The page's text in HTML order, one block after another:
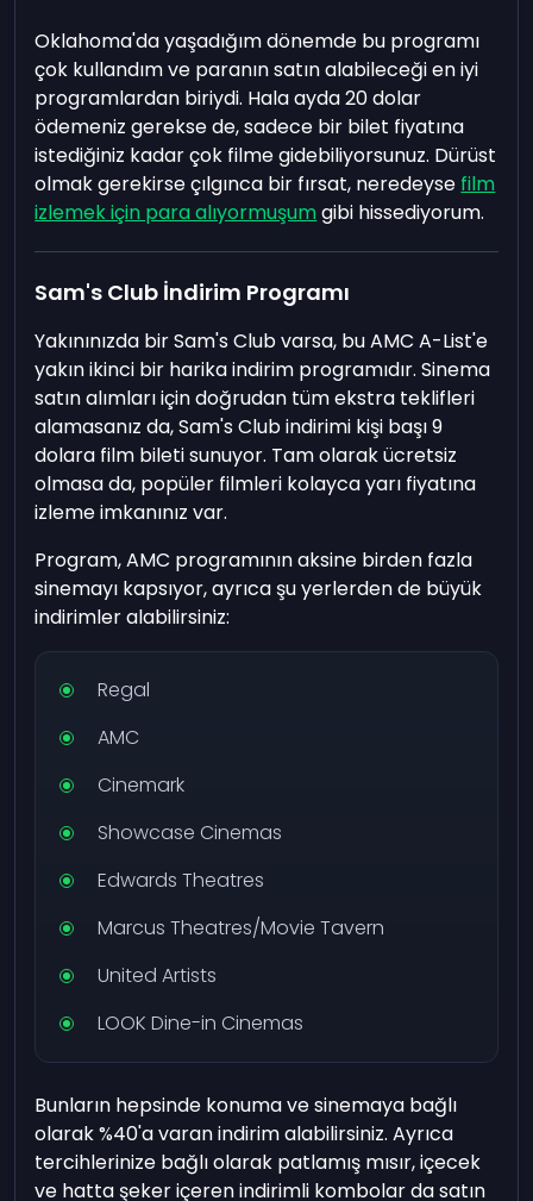
Oklahoma'da yaşadığım dönemde bu programı
çok kullandım ve paranın satın alabileceği en iyi
programlardan biriydi. Hala ayda 20 dolar
ödemeniz gerekse de, sadece bir bilet fiyatına
istediğiniz kadar çok filme gidebiliyorsunuz. Dürüst
olmak gerekirse çılgınca bir fırsat, neredeyse film
izlemek için para alıyormuşumgibi hissediyorum.
Sam's Club İndirim Programı
Yakınınızda bir Sam's Club varsa, bu AMC A-List'e
yakın ikinci bir harika indirim programıdır. Sinema
satın alımları için doğrudan tüm ekstra teklifleri
alamasanız da, Sam's Club indirimi kişi başı 9
dolara film bileti sunuyor. Tam olarak ücretsiz
olmasa da, popüler filmleri kolayca yarı fiyatına
izleme imkanınız var.
Program, AMC programının aksine birden fazla
sinemayı kapsıyor, ayrıca şu yerlerden de büyük
indirimler alabilirsiniz:
Regal
AMC
Cinemark
Showcase Cinemas
Edwards Theatres
Marcus Theatres/Movie Tavern
United Artists
LOOK Dine-in Cinemas
Bunların hepsinde konuma ve sinemaya bağlı
olarak %40'a varan indirim alabilirsiniz. Ayrıca
tercihlerinize bağlı olarak patlamış mısır, içecek
ve hatta şeker içeren indirimli kombolar da satın